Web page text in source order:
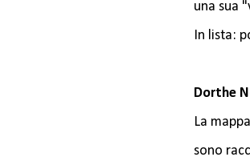
una sua
In lista:
Dorthe
La
sono